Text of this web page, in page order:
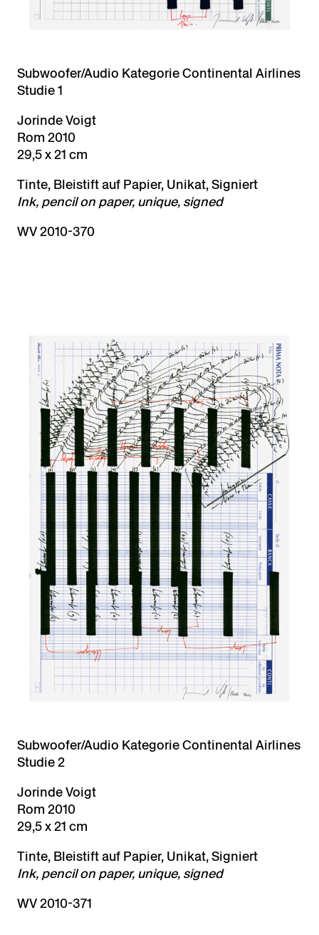
Subwoofer/Audio Kategorie Continental Airlines
Studie 1
Jorinde Voigt
Rom 2010
29,5 x 21 cm
Tinte, Bleistift auf Papier, Unikat, Signiert
Ink, pencil on paper, unique, signed
WV 2010-370
Subwoofer/Audio Kategorie Continental Airlines
Studie 2
Jorinde Voigt
Rom 2010
29,5 x 21 cm
Tinte, Bleistift auf Papier, Unikat, Signiert
Ink, pencil on paper, unique, signed
WV 2010-371